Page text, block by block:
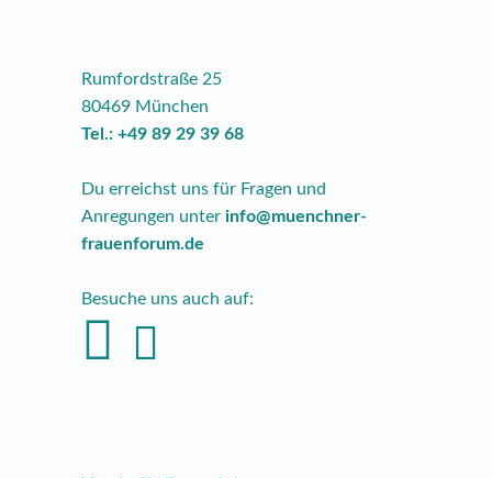
Rumfordstraße 25
80469 München
Tel.: +49 89 29 39 68
Du erreichst uns für Fragen und
Anregungen unter info@muenchner-
frauenforum.de
Besuche uns auch auf: